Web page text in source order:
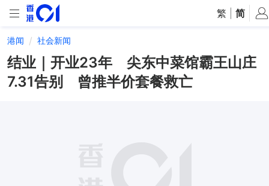
繁 简
港闻 社会新闻
结业｜开业23年 尖东中菜馆霸王山庄
7.31告别 曾推半价套餐救亡